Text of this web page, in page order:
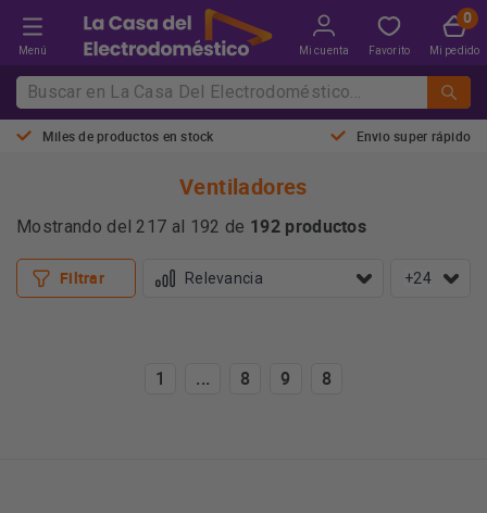
Menú Mi cuenta Favorito Mi pedido
Miles de productos en stock Envio super rápido
Ventiladores
Mostrando del 217 al 192 de 192 productos
Filtrar +24
1 ... 8 9 8